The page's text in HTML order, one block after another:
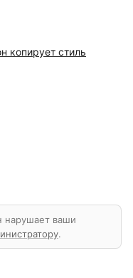
копирует стиль
нарушает ваши
.